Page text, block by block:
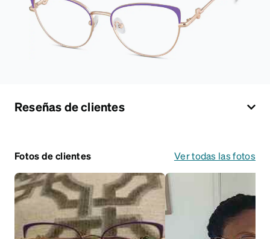
Reseñas de clientes
Fotos de clientes Ver todas las fotos